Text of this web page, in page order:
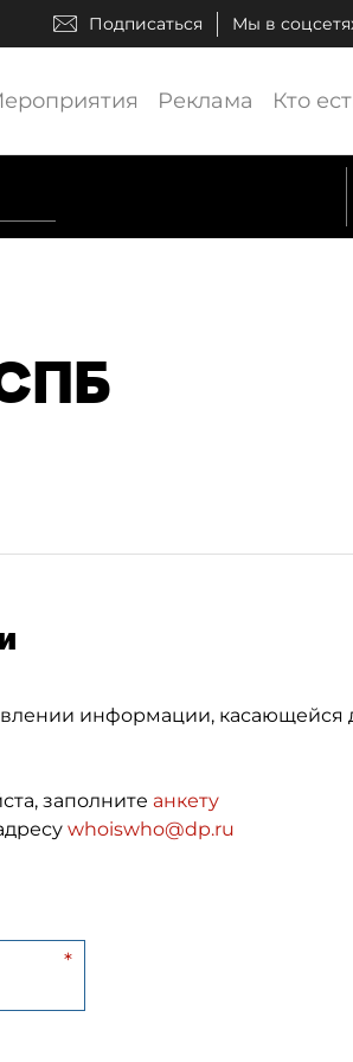
Подписаться Мы в
Реклама Кто
информации, касающейся
заполните анкету
whoiswho@dp.ru